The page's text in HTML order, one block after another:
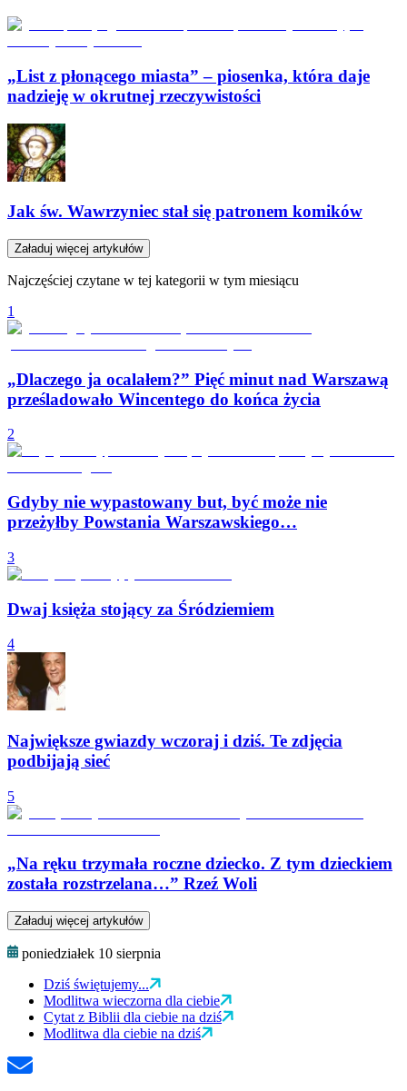
„List z płonącego miasta” – piosenka, która daje
nadzieję w okrutnej rzeczywistości
Jak św. Wawrzyniec stał się patronem komików
Załaduj więcej artykułów
Najczęściej czytane w tej kategorii w tym miesiącu
1
„Dlaczego ja ocalałem?” Pięć minut nad Warszawą
prześladowało Wincentego do końca życia
2
Gdyby nie wypastowany but, być może nie
przeżyłby Powstania Warszawskiego…
3
Dwaj księża stojący za Śródziemiem
4
Największe gwiazdy wczoraj i dziś. Te zdjęcia
podbijają sieć
5
„Na ręku trzymała roczne dziecko. Z tym dzieckiem
została rozstrzelana…” Rzeź Woli
Załaduj więcej artykułów
poniedziałek 10 sierpnia
Dziś świętujemy...
Modlitwa wieczorna dla ciebie
Cytat z Biblii dla ciebie na dziś
Modlitwa dla ciebie na dziś